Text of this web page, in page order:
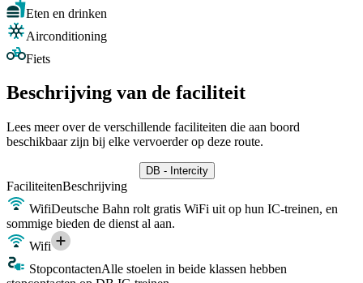
Eten en drinken
Airconditioning
Fiets
Beschrijving van de faciliteit
Lees meer over de verschillende faciliteiten die aan boord
beschikbaar zijn bij elke vervoerder op deze route.
DB - Intercity
FaciliteitenBeschrijving
WifiDeutsche Bahn rolt gratis WiFi uit op hun IC-treinen, en
sommige bieden de dienst al aan.
Wifi
StopcontactenAlle stoelen in beide klassen hebben